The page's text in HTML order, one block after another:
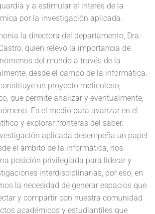
y a estimular el interés de la
por la investigación aplicada.
la directora del departamento, Dra.
quien relevó la importancia de
del mundo a través de la
desde el campo de la informática.
un proyecto meticuloso,
que permite analizar y eventualmente,
Es el medio para avanzar en el
y explorar fronteras del saber.
aplicada desempeña un papel
el ámbito de la informática, nos
posición privilegiada para liderar y
interdisciplinarias, por eso, en
la necesidad de generar espacios que
y compartir con nuestra comunidad
académicos y estudiantiles que